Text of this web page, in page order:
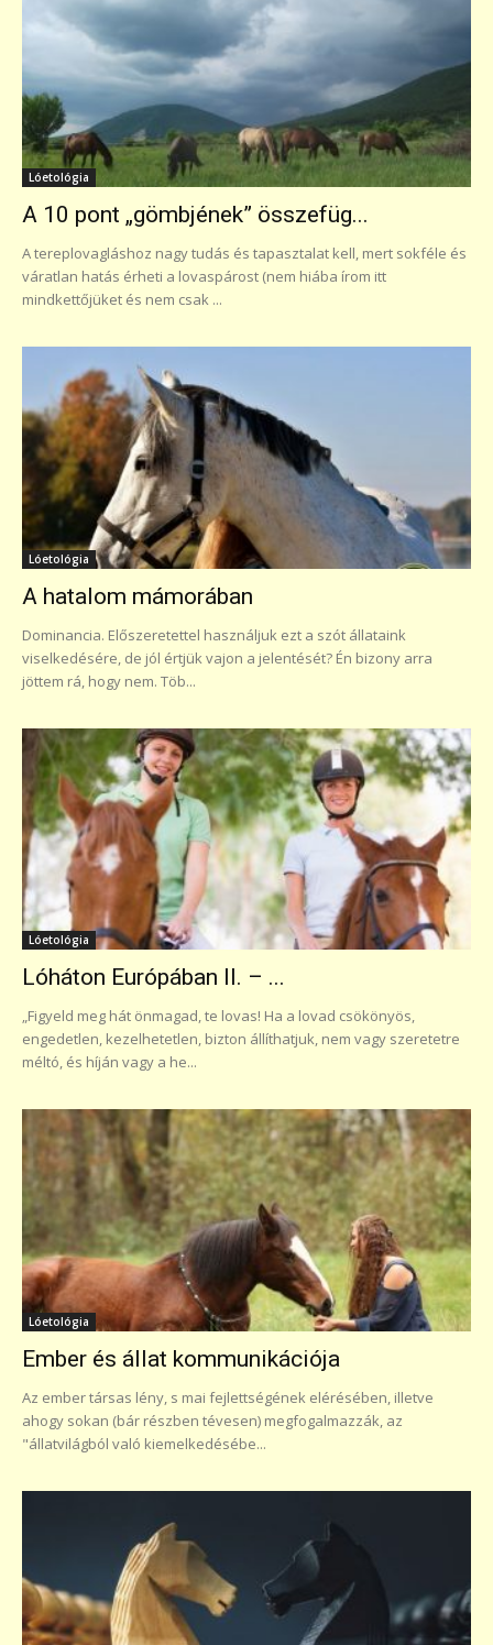
Lóetológia
A 10 pont „gömbjének” összefüg...
A tereplovagláshoz nagy tudás és tapasztalat kell, mert sokféle és
váratlan hatás érheti a lovaspárost (nem hiába írom itt
mindkettőjüket és nem csak ...
Lóetológia
A hatalom mámorában
Dominancia. Előszeretettel használjuk ezt a szót állataink
viselkedésére, de jól értjük vajon a jelentését? Én bizony arra
jöttem rá, hogy nem. Töb...
Lóetológia
Lóháton Európában II. – ...
„Figyeld meg hát önmagad, te lovas! Ha a lovad csökönyös,
engedetlen, kezelhetetlen, bizton állíthatjuk, nem vagy szeretetre
méltó, és híján vagy a he...
Lóetológia
Ember és állat kommunikációja
Az ember társas lény, s mai fejlettségének elérésében, illetve
ahogy sokan (bár részben tévesen) megfogalmazzák, az
"állatvilágból való kiemelkedésébe...